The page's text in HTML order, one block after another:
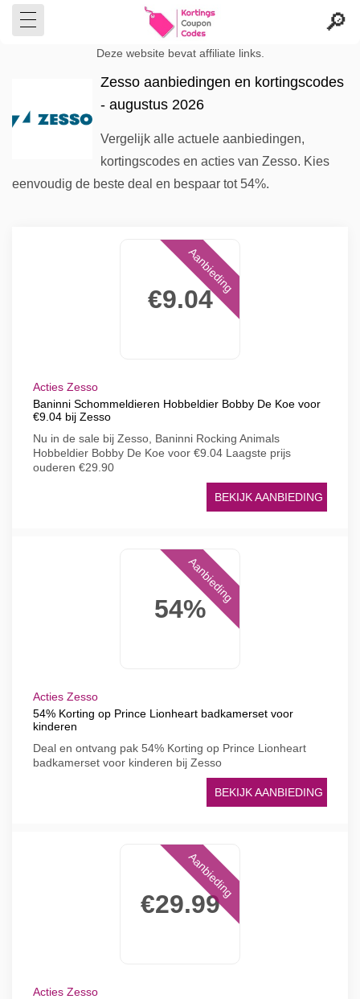
Deze website bevat affiliate links.
Zesso aanbiedingen en kortingscodes
- augustus 2026
Vergelijk alle actuele aanbiedingen,
kortingscodes en acties van Zesso. Kies
eenvoudig de beste deal en bespaar tot 54%.
€9.04
Aanbieding
Acties Zesso
Baninni Schommeldieren Hobbeldier Bobby De Koe voor
€9.04 bij Zesso
Nu in de sale bij Zesso, Baninni Rocking Animals
Hobbeldier Bobby De Koe voor €9.04 Laagste prijs
ouderen €29.90
BEKIJK AANBIEDING
54%
Aanbieding
Acties Zesso
54% Korting op Prince Lionheart badkamerset voor
kinderen
Deal en ontvang pak 54% Korting op Prince Lionheart
badkamerset voor kinderen bij Zesso
BEKIJK AANBIEDING
€29.99
Aanbieding
Acties Zesso